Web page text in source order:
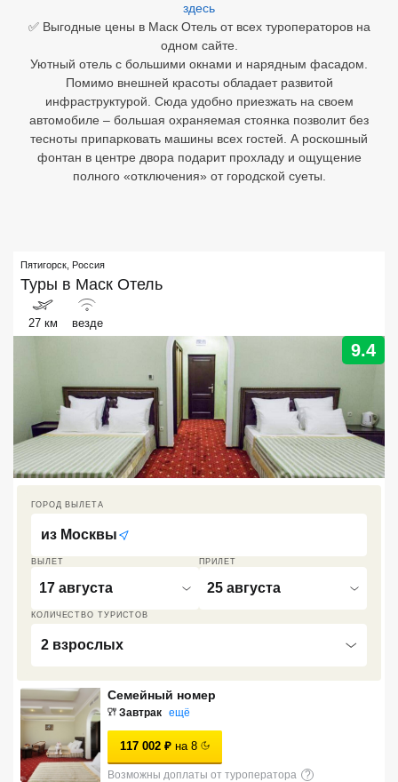
здесь
✅ Выгодные цены в Маск Отель от всех туроператоров на
одном сайте.
Уютный отель с большими окнами и нарядным фасадом.
Помимо внешней красоты обладает развитой
инфраструктурой. Сюда удобно приезжать на своем
автомобиле – большая охраняемая стоянка позволит без
тесноты припарковать машины всех гостей. А роскошный
фонтан в центре двора подарит прохладу и ощущение
полного «отключения» от городской суеты.
Пятигорск Россия
Туры в Маск Отель
27 км везде
9.4
ВЫЛЕТ
17 августа
ПРИЛЕТ
25 августа
КОЛИЧЕСТВО ТУРИСТОВ
2 взрослых
ГОРОД ВЫЛЕТА
из Москвы
Семейный номер
Завтрак ещё
117 002 ₽ на 8
Возможны доплаты от туроператора ?
Шри Ланка
Бали
Вьетнам
Южный Гоа
Занзибар
Абхазия
Кав Мин Воды
Экскурсионные туры
VIP отели 5 звезд
Лучшие отели 3* звезды
Недорогие отели 3*
звезды